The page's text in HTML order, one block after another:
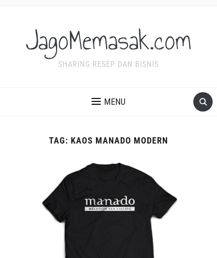
JagoMemasak.com
SHARING RESEP DAN BISNIS
MENU
TAG: KAOS MANADO MODERN